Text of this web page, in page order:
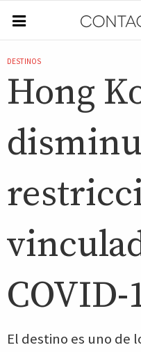
DESTINOS
Hong
COVID-
El destino es uno de